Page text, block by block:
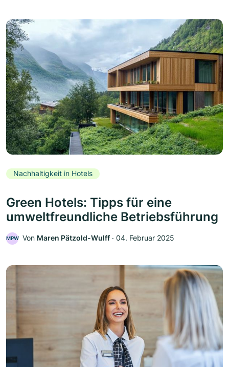
Nachhaltigkeit in Hotels
Green Hotels: Tipps für eine
umweltfreundliche Betriebsführung
MPW Von Maren Pätzold-Wulff ‧ 04. Februar 2025